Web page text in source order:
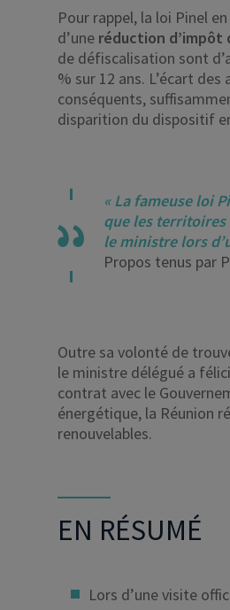
Pour rappel, la loi Pinel
d’une réduction d’impôt
de défiscalisation sont
% sur 12 ans. L’écart
conséquents,
disparition du dispositif
« La fameuse loi
que les territoires
le ministre lors
Propos tenus par
Outre sa volonté de
le ministre délégué a
contrat avec le
énergétique, la Réunion
renouvelables.
EN RÉSUMÉ
Lors d’une visite